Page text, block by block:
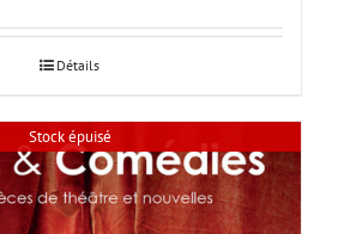
Détails
Stock épuisé